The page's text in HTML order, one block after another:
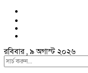
রবিবার , ৯ অগাস্ট ২০২৬